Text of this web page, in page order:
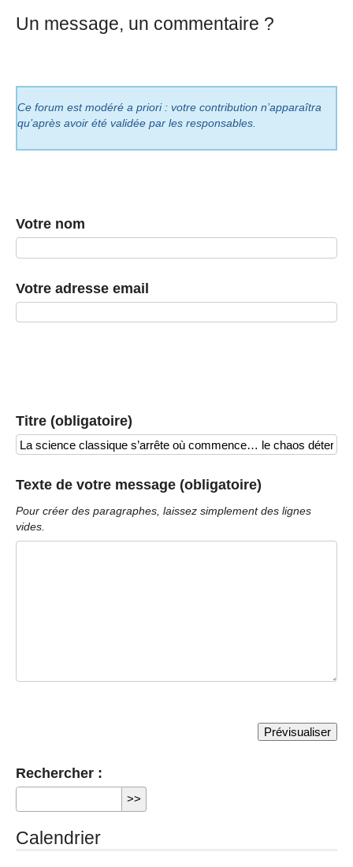
Un message, un commentaire ?
Ce forum est modéré a priori : votre contribution n’apparaîtra
qu’après avoir été validée par les responsables.
Votre nom
Votre adresse email
Titre (obligatoire)
Texte de votre message (obligatoire)
Pour créer des paragraphes, laissez simplement des lignes
vides.
Rechercher :
Calendrier